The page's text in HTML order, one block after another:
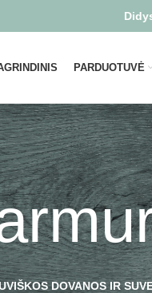
PARDUOTUVĖ
DOVANOS IR